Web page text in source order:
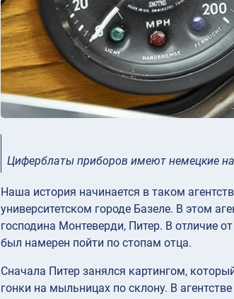
Циферблаты приборов имеют немецкие
Наша история начинается в таком
университетском городе Базеле. В этом
господина Монтеверди, Питер. В отличие
был намерен пойти по стопам отца.
Сначала Питер занялся картингом,
гонки на мыльницах по склону. В